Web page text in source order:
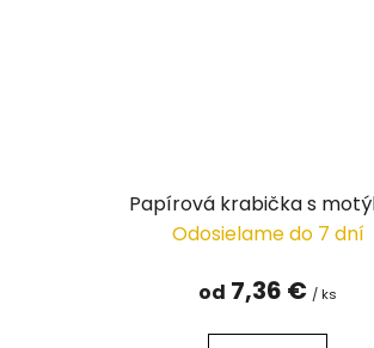
Papírová krabička s
Odosielame do 7 dní
od 7,36 € / ks